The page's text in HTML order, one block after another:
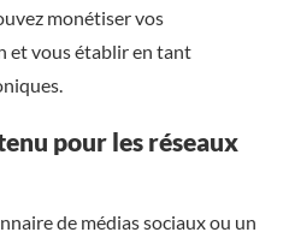
monétiser vos
et vous établir en tant
pour les réseaux
de médias sociaux ou un